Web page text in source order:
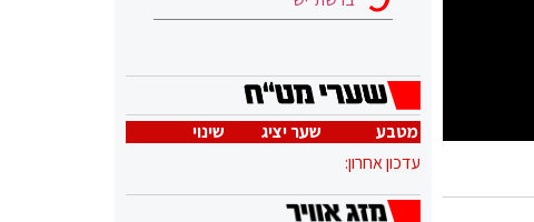
מטבע שער יציג
שינוי
עדכון אחרון: